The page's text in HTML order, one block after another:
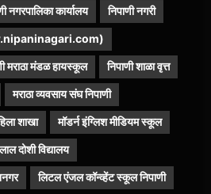
नगरपालिका कार्यालय निपाणी नगरी
मराठा मंडळ हायस्कूल निपाणी शाळा वृत्त
मराठा व्यवसाय संघ निपाणी
शाखा मॉडर्न इंग्लिश मीडियम स्कूल
दोशी विद्यालय
लिटल एंजल कॉन्व्हेंट स्कूल निपाणी